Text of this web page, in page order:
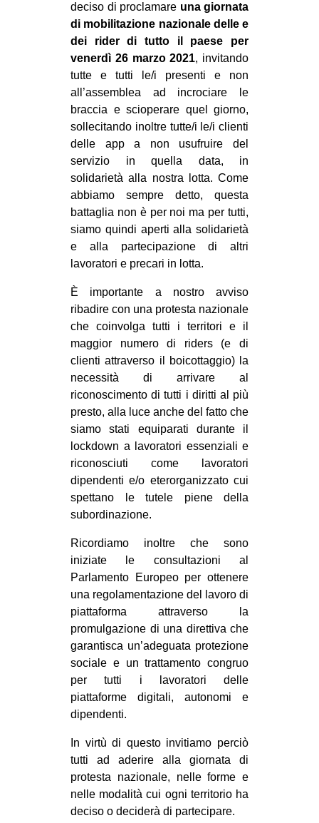
bsky
ms
SEARCH
deciso di proclamare una giornata
di mobilitazione nazionale delle e
dei rider di tutto il paese per
venerdì 26 marzo 2021, invitando
tutte e tutti le/i presenti e non
all’assemblea ad incrociare le
braccia e scioperare quel giorno,
sollecitando inoltre tutte/i le/i clienti
delle app a non usufruire del
servizio in quella data, in
solidarietà alla nostra lotta. Come
abbiamo sempre detto, questa
battaglia non è per noi ma per tutti,
siamo quindi aperti alla solidarietà
e alla partecipazione di altri
lavoratori e precari in lotta.
È importante a nostro avviso
ribadire con una protesta nazionale
che coinvolga tutti i territori e il
maggior numero di riders (e di
clienti attraverso il boicottaggio) la
necessità di arrivare al
riconoscimento di tutti i diritti al più
presto, alla luce anche del fatto che
siamo stati equiparati durante il
lockdown a lavoratori essenziali e
riconosciuti come lavoratori
dipendenti e/o eterorganizzato cui
spettano le tutele piene della
subordinazione.
Ricordiamo inoltre che sono
iniziate le consultazioni al
Parlamento Europeo per ottenere
una regolamentazione del lavoro di
piattaforma attraverso la
promulgazione di una direttiva che
garantisca un’adeguata protezione
sociale e un trattamento congruo
per tutti i lavoratori delle
piattaforme digitali, autonomi e
dipendenti.
In virtù di questo invitiamo perciò
tutti ad aderire alla giornata di
protesta nazionale, nelle forme e
nelle modalità cui ogni territorio ha
deciso o deciderà di partecipare.